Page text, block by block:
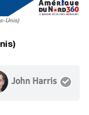
Unis)
John Harris